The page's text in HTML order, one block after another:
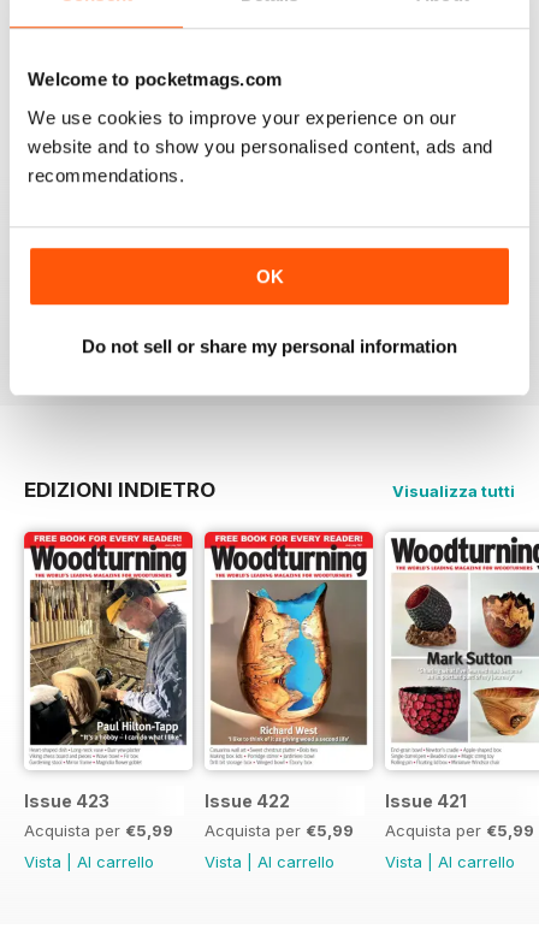
Welcome to pocketmags.com
We use cookies to improve your experience on our
website and to show you personalised content, ads and
recommendations.
OK
Do not sell or share my personal information
When I started woodturning this was a very educational
Recensito 04 novembre 2021
WOODTURNING
illustrations, suitable for many levels of turners.
Recensito 26 febbraio 2021
EDIZIONI INDIETRO Visualizza tutti
Issue 423
Acquista per €5,99
Vista
Al carrello
Issue 422
Acquista per €5,99
Vista
Al carrello
Issue 421
Acquista per €5,99
Vista
Al carrello